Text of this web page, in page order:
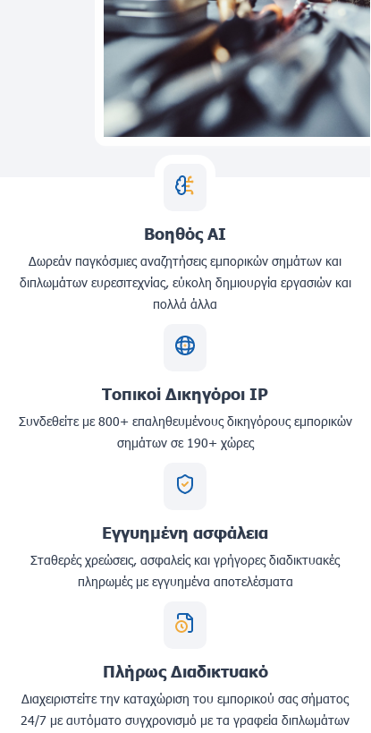
Βοηθός AI
Δωρεάν παγκόσμιες αναζητήσεις εμπορικών σημάτων και
διπλωμάτων ευρεσιτεχνίας, εύκολη δημιουργία εργασιών και
πολλά άλλα
Τοπικοί Δικηγόροι IP
Συνδεθείτε με 800+ επαληθευμένους δικηγόρους εμπορικών
σημάτων σε 190+ χώρες
Εγγυημένη ασφάλεια
Σταθερές χρεώσεις, ασφαλείς και γρήγορες διαδικτυακές
πληρωμές με εγγυημένα αποτελέσματα
Πλήρως Διαδικτυακό
Διαχειριστείτε την καταχώριση του εμπορικού σας σήματος
24/7 με αυτόματο συγχρονισμό με τα γραφεία διπλωμάτων